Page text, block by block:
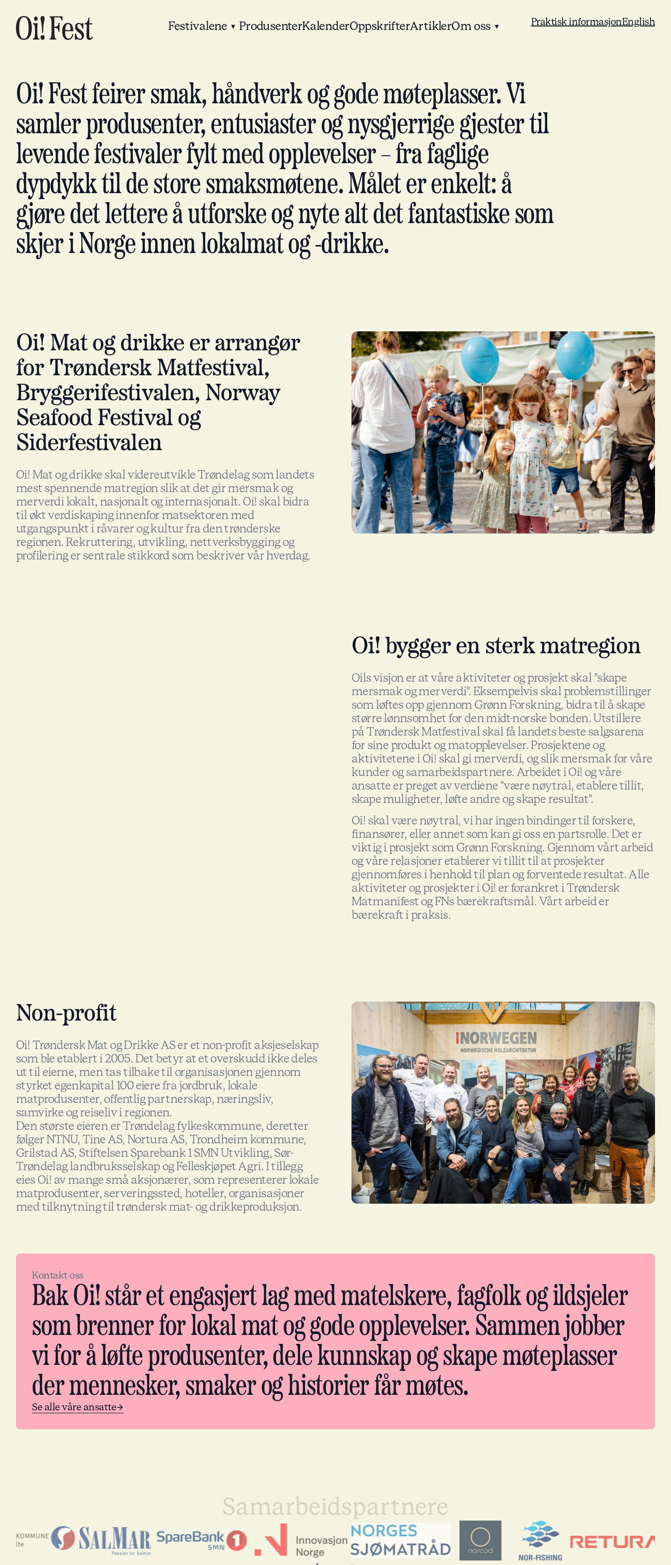
Festivalene ▾ ProdusenterKalenderOppskrifterArtiklerOm oss ▾ Praktisk informasjonEnglish
Oi! Fest feirer smak, håndverk og gode møteplasser. Vi
samler produsenter, entusiaster og nysgjerrige gjester til
levende festivaler fylt med opplevelser – fra faglige
dypdykk til de store smaksmøtene. Målet er enkelt: å
gjøre det lettere å utforske og nyte alt det fantastiske som
skjer i Norge innen lokalmat og -drikke.
Oi! Mat og drikke er arrangør
for Trøndersk Matfestival,
Bryggerifestivalen, Norway
Seafood Festival og
Siderfestivalen
Oi! Mat og drikke skal videreutvikle Trøndelag som landets
mest spennende matregion slik at det gir mersmak og
merverdi lokalt, nasjonalt og internasjonalt. Oi! skal bidra
til økt verdiskaping innenfor matsektoren med
utgangspunkt i råvarer og kultur fra den trønderske
regionen. Rekruttering, utvikling, nettverksbygging og
profilering er sentrale stikkord som beskriver vår hverdag.
Oi! bygger en sterk matregion
Oils visjon er at våre aktiviteter og prosjekt skal "skape
mersmak og merverdi". Eksempelvis skal problemstillinger
som løftes opp gjennom Grønn Forskning, bidra til å skape
større lønnsomhet for den midt-norske bonden. Utstillere
på Trøndersk Matfestival skal få landets beste salgsarena
for sine produkt og matopplevelser. Prosjektene og
aktivitetene i Oi! skal gi merverdi, og slik mersmak for våre
kunder og samarbeidspartnere. Arbeidet i Oi! og våre
ansatte er preget av verdiene "være nøytral, etablere tillit,
skape muligheter, løfte andre og skape resultat".
Oi! skal være nøytral, vi har ingen bindinger til forskere,
finansører, eller annet som kan gi oss en partsrolle. Det er
viktig i prosjekt som Grønn Forskning. Gjennom vårt arbeid
og våre relasjoner etablerer vi tillit til at prosjekter
gjennomføres i henhold til plan og forventede resultat. Alle
aktiviteter og prosjekter i Oi! er forankret i Trøndersk
Matmanifest og FNs bærekraftsmål. Vårt arbeid er
bærekraft i praksis.
Non-profit
Oi! Trøndersk Mat og Drikke AS er et non-profit aksjeselskap
som ble etablert i 2005. Det betyr at et overskudd ikke deles
ut til eierne, men tas tilbake til organisasjonen gjennom
styrket egenkapital 100 eiere fra jordbruk, lokale
matprodusenter, offentlig partnerskap, næringsliv,
samvirke og reiseliv i regionen.
Den største eieren er Trøndelag fylkeskommune, deretter
følger NTNU, Tine AS, Nortura AS, Trondheim kommune,
Grilstad AS, Stiftelsen Sparebank 1 SMN Utvikling, Sør-
Trøndelag landbruksselskap og Felleskjøpet Agri. I tillegg
eies Oi! av mange små aksjonærer, som representerer lokale
matprodusenter, serveringssted, hoteller, organisasjoner
med tilknytning til trøndersk mat- og drikkeproduksjon.
Kontakt oss
Bak Oi! står et engasjert lag med matelskere, fagfolk og ildsjeler
som brenner for lokal mat og gode opplevelser. Sammen jobber
vi for å løfte produsenter, dele kunnskap og skape møteplasser
der mennesker, smaker og historier får møtes.
Se alle våre ansatte
Samarbeidspartnere